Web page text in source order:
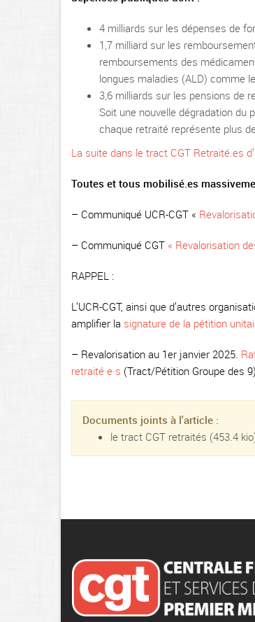
4 milliards sur les dépenses de
1,7 milliard sur les
remboursements des
longues maladies (ALD) comme
3,6 milliards sur les pensions de
Soit une nouvelle dégradation du
chaque retraité représente plus
La suite dans le tract CGT Retraité.es
Toutes et tous mobilisé.es
– Communiqué UCR-CGT «
– Communiqué CGT « Revalorisation
RAPPEL :
L’UCR-CGT, ainsi que d’autres
amplifier la signature de la pétition
– Revalorisation au 1er janvier 2025.
retraité·e·s (Tract/Pétition Groupe des 9)
Documents joints à l'article :
le tract CGT retraités (453.4